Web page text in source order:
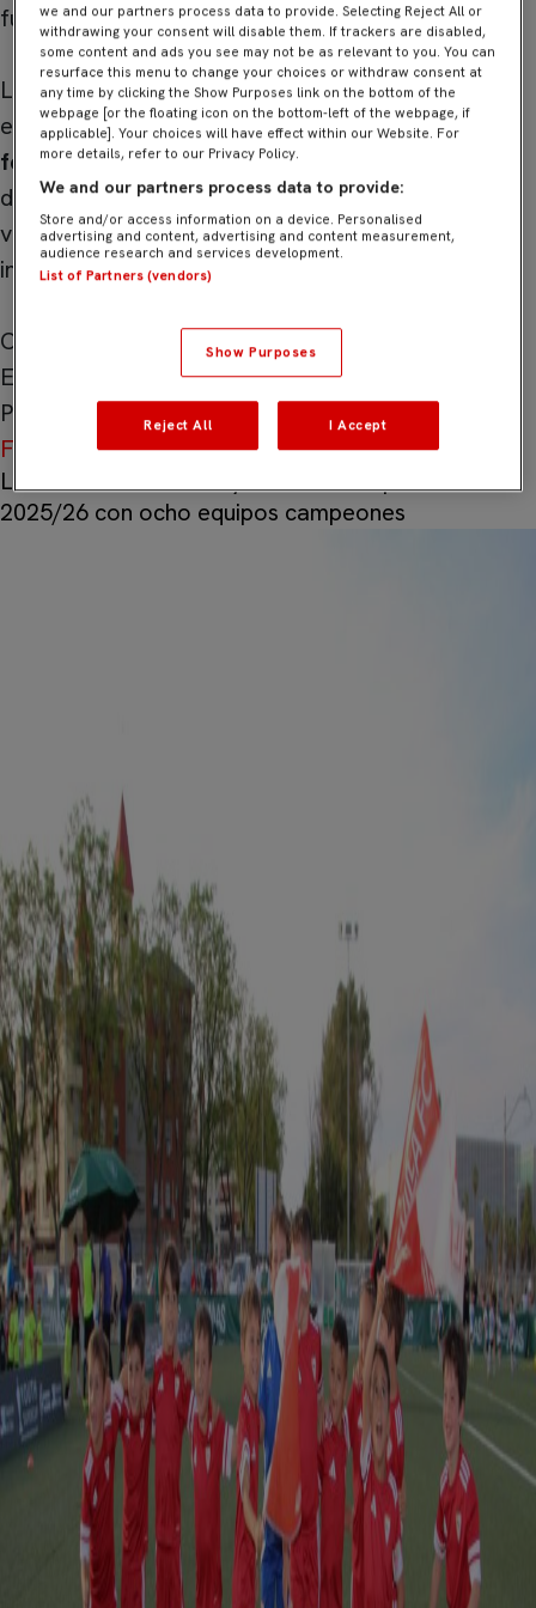
fuera del terreno de juego.
La participación en Hannover deja así una
experiencia inolvidable para el equipoBenjamín
federado, que continúa avanzando en su proceso
de formación con ilusión y ambición, llevando los
valores delSevilla FCa escenarios
internacionales.
Categoría:
Sevilla FC Academy
Etiqueta:
Sevilla FC Academy
Publicado el24/06/202624/06/2026porSevilla
FC Academy—Deja un comentario
La Sevilla FC Academy cierra la temporada
2025/26 con ocho equipos campeones
we and our partners process data to provide. Selecting Reject All or
withdrawing your consent will disable them. If trackers are disabled,
some content and ads you see may not be as relevant to you. You can
resurface this menu to change your choices or withdraw consent at
any time by clicking the Show Purposes link on the bottom of the
webpage [or the floating icon on the bottom-left of the webpage, if
applicable]. Your choices will have effect within our Website. For
more details, refer to our Privacy Policy.
We and our partners process data to provide:
Store and/or access information on a device. Personalised
advertising and content, advertising and content measurement,
audience research and services development.
List of Partners (vendors)
Show Purposes
Reject All I Accept